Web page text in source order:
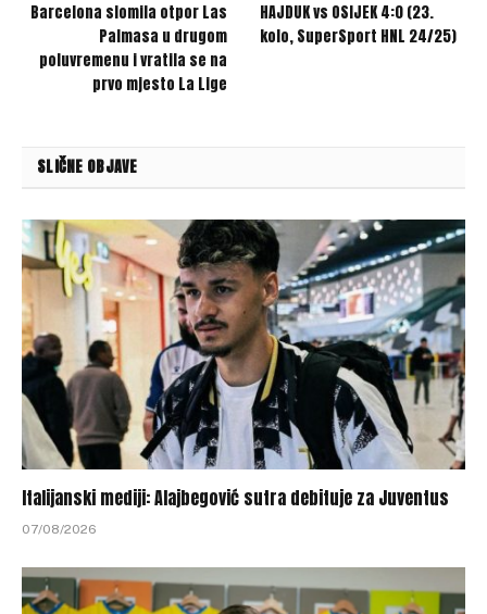
Barcelona slomila otpor Las
Palmasa u drugom
poluvremenu i vratila se na
prvo mjesto La Lige
HAJDUK vs OSIJEK 4:0 (23.
kolo, SuperSport HNL 24/25)
SLIČNE OBJAVE
Italijanski mediji: Alajbegović sutra debituje za Juventus
07/08/2026